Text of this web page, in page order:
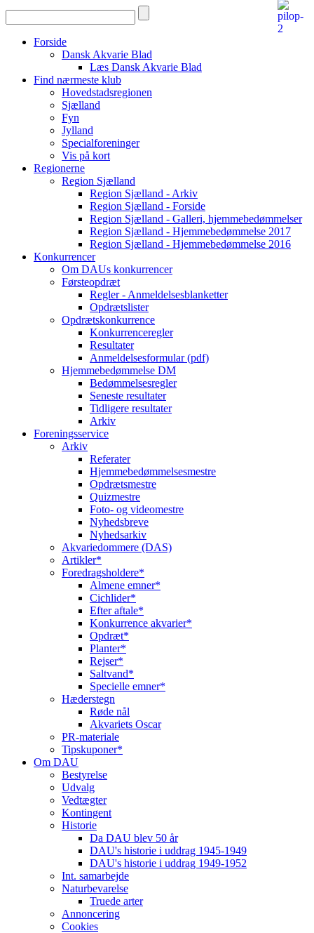
Forside
Dansk Akvarie Blad
Læs Dansk Akvarie Blad
Find nærmeste klub
Hovedstadsregionen
Sjælland
Fyn
Jylland
Specialforeninger
Vis på kort
Regionerne
Region Sjælland
Region Sjælland - Arkiv
Region Sjælland - Forside
Region Sjælland - Galleri, hjemmebedømmelser
Region Sjælland - Hjemmebedømmelse 2017
Region Sjælland - Hjemmebedømmelse 2016
Konkurrencer
Om DAUs konkurrencer
Førsteopdræt
Regler - Anmeldelsesblanketter
Opdrætslister
Opdrætskonkurrence
Konkurrenceregler
Resultater
Anmeldelsesformular (pdf)
Hjemmebedømmelse DM
Bedømmelsesregler
Seneste resultater
Tidligere resultater
Arkiv
Foreningsservice
Arkiv
Referater
Hjemmebedømmelsesmestre
Opdrætsmestre
Quizmestre
Foto- og videomestre
Nyhedsbreve
Nyhedsarkiv
Akvariedommere (DAS)
Artikler*
Foredragsholdere*
Almene emner*
Cichlider*
Efter aftale*
Konkurrence akvarier*
Opdræt*
Planter*
Rejser*
Saltvand*
Specielle emner*
Hæderstegn
Røde nål
Akvariets Oscar
PR-materiale
Tipskuponer*
Om DAU
Bestyrelse
Udvalg
Vedtægter
Kontingent
Historie
Da DAU blev 50 år
DAU's historie i uddrag 1945-1949
DAU's historie i uddrag 1949-1952
Int. samarbejde
Naturbevarelse
Truede arter
Annoncering
Cookies